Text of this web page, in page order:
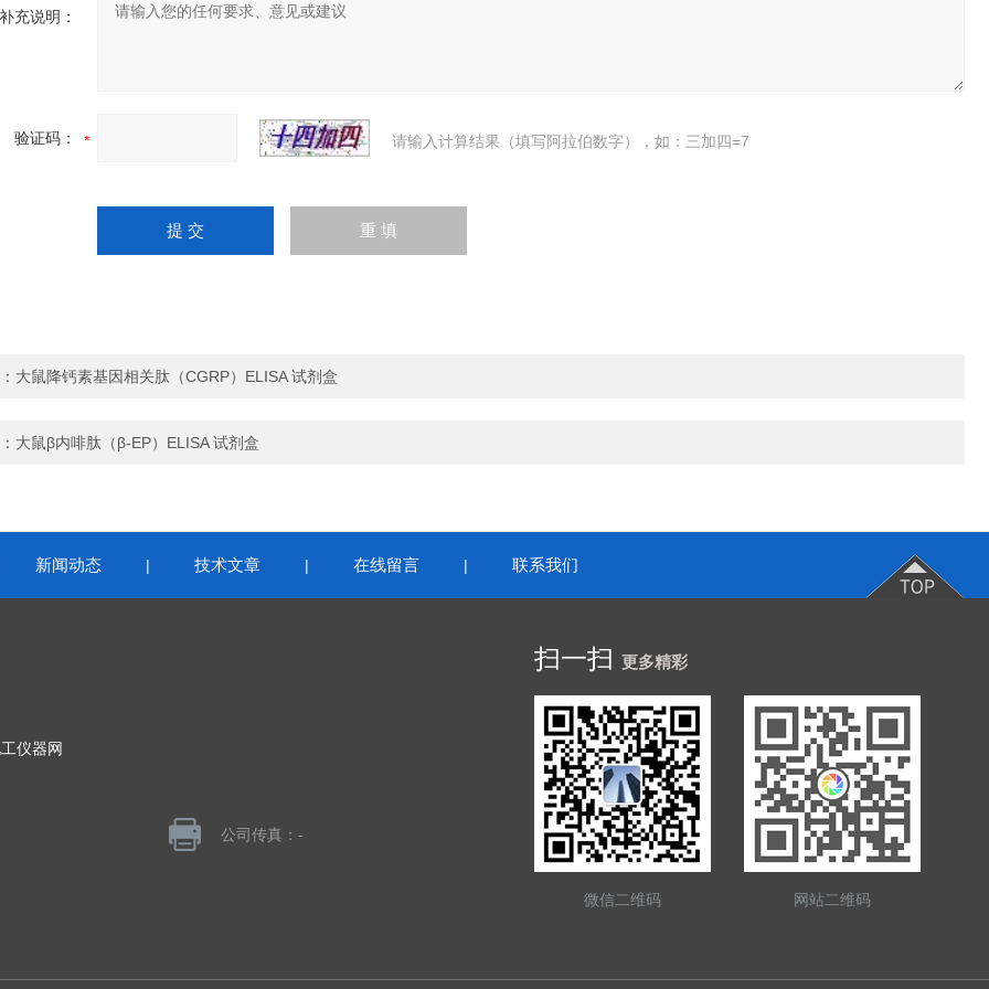
补充说明：
验证码： 请输入计算结果（填写阿拉伯数字），如：三加四=7
大鼠降钙素基因相关肽（CGRP）ELISA 试剂盒
大鼠β内啡肽（β-EP）ELISA 试剂盒
新闻动态 | 技术文章 | 在线留言 | 联系我们
仪器网
公司传真：-
扫一扫 更多精彩
微信二维码 网站二维码